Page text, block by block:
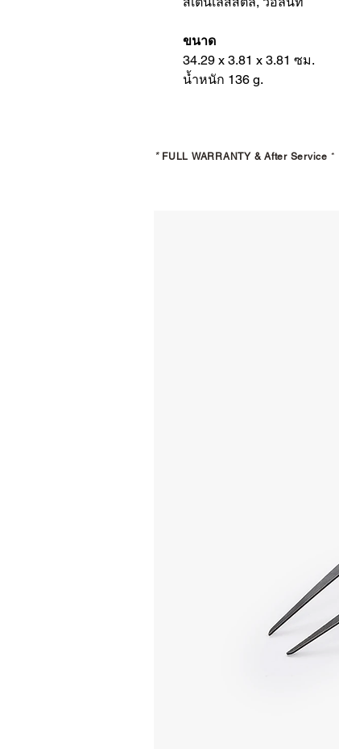
ขนาด
34.29 x 3.81 x 3.81 ซม.
น้ำหนัก 136 g.
* FULL WARRANTY & After Service *